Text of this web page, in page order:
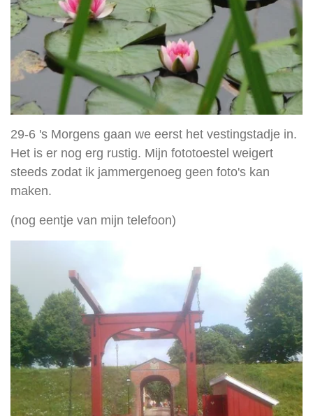
29-6 's Morgens gaan we eerst het vestingstadje in.
Het is er nog erg rustig. Mijn fototoestel weigert
steeds zodat ik jammergenoeg geen foto's kan
maken.
(nog eentje van mijn telefoon)